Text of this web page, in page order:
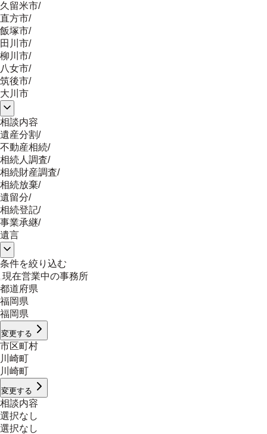
久留米市/
直方市/
飯塚市/
田川市/
柳川市/
八女市/
筑後市/
大川市
相談内容
遺産分割/
不動産相続/
相続人調査/
相続財産調査/
相続放棄/
遺留分/
相続登記/
事業承継/
遺言
条件を絞り込む
現在営業中の事務所
都道府県
福岡県
福岡県
変更する
市区町村
川崎町
川崎町
変更する
相談内容
選択なし
選択なし